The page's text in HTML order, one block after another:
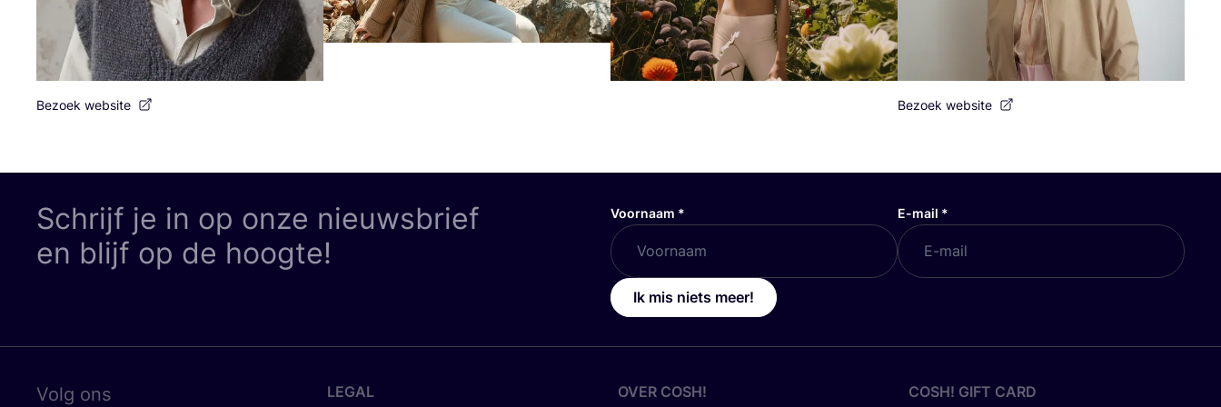
Bezoek website Bezoek website
Schrijf je in op onze nieuwsbrief
en blijf op de hoogte!
Voornaam * E-mail *
Ik mis niets meer!
Volg ons LEGAL OVER COSH! COSH! GIFT CARD